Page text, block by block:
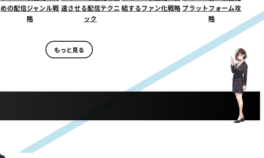
めの配信ジャンル戦
略
速させる配信テクニ
ック
結するファン化戦略 プラットフォーム攻
略
もっと見る